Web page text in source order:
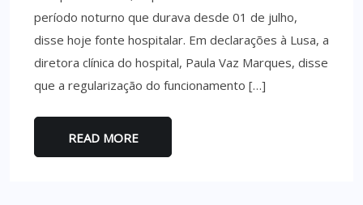
período noturno que durava desde 01 de julho,
disse hoje fonte hospitalar. Em declarações à Lusa, a
diretora clínica do hospital, Paula Vaz Marques, disse
que a regularização do funcionamento […]
READ MORE